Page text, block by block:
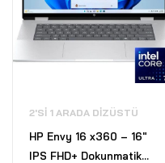
2'SI 1 ARADA DIZÜSTÜ
HP Envy 16 x360 – 16"
IPS FHD+ Dokunmatik